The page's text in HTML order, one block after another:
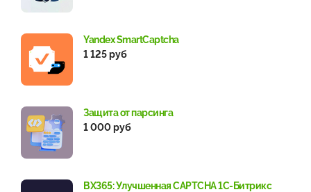
Yandex SmartCaptcha
1 125 руб
Защита от парсинга
1 000 руб
BX365: Улучшенная CAPTCHA 1С-Битрикс